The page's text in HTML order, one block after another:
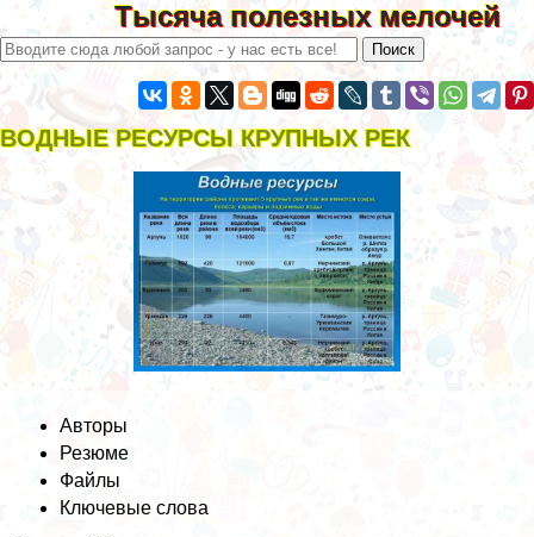
Тысяча полезных мелочей
ВОДНЫЕ РЕСУРСЫ КРУПНЫХ РЕК
Авторы
Резюме
Файлы
Ключевые слова